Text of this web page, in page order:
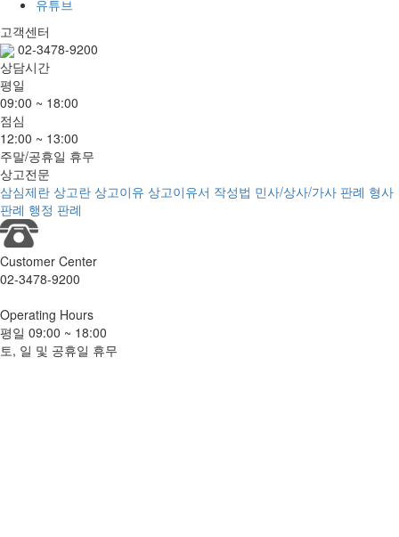
유튜브
고객센터
02-3478-9200
상담시간
평일
09:00 ~ 18:00
점심
12:00 ~ 13:00
주말/공휴일 휴무
상고전문
삼심제란 상고란 상고이유 상고이유서 작성법 민사/상사/가사 판례 형사
판례 행정 판례
Customer Center
02-3478-9200
Operating Hours
평일 09:00 ~ 18:00
토, 일 및 공휴일 휴무